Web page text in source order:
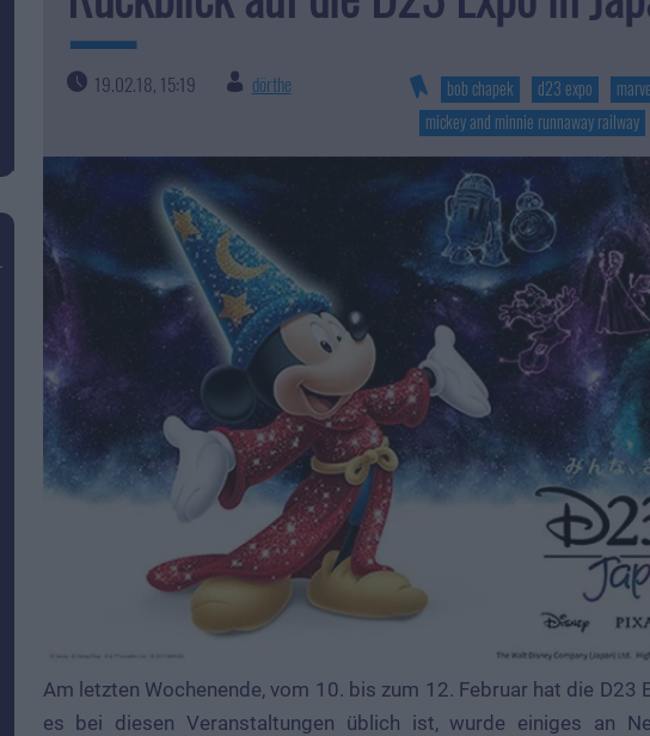
19.02.18, 15:19 dörthe bob chapek d23 expo
mickey and minnie runnaway railway
Am letzten Wochenende, vom 10. bis zum 12. Februar hat die D23
es bei diesen Veranstaltungen üblich ist, wurde einiges an